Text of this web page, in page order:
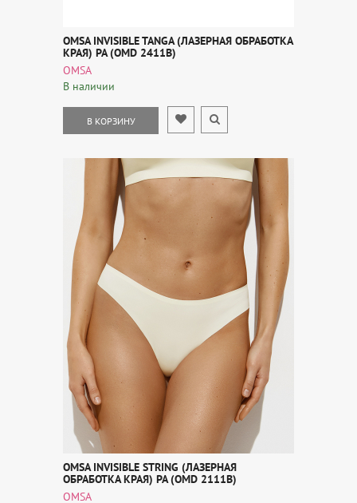
OMSA INVISIBLE TANGA (ЛАЗЕРНАЯ ОБРАБОТКА
КРАЯ) PA (OMD 2411B)
OMSA
В наличии
В КОРЗИНУ
OMSA INVISIBLE STRING (ЛАЗЕРНАЯ
ОБРАБОТКА КРАЯ) PA (OMD 2111B)
OMSA